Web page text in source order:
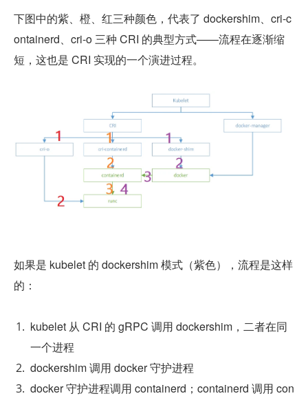
下图中的紫、橙、红三种颜色，代表了 dockershim、cri-c
ontainerd、cri-o 三种 CRI 的典型方式——流程在逐渐缩
短，这也是 CRI 实现的一个演进过程。
如果是 kubelet 的 dockershim 模式（紫色），流程是这样
的：
kubelet 从 CRI 的 gRPC 调用 dockershim，二者在同
一个进程
dockershim 调用 docker 守护进程
docker 守护进程调用 containerd；containerd 调用 con